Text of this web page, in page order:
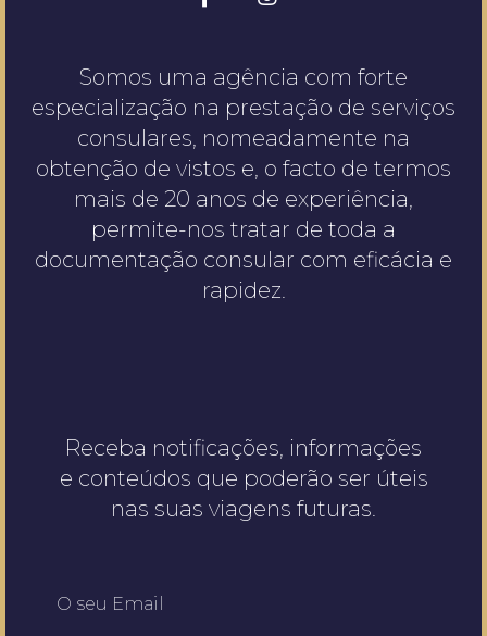
Somos uma agência com forte
especialização na prestação de serviços
consulares, nomeadamente na
obtenção de vistos e, o facto de termos
mais de 20 anos de experiência,
permite-nos tratar de toda a
documentação consular com eficácia e
rapidez.
Receba notificações, informações
e conteúdos que poderão ser úteis
nas suas viagens futuras.
O seu Email